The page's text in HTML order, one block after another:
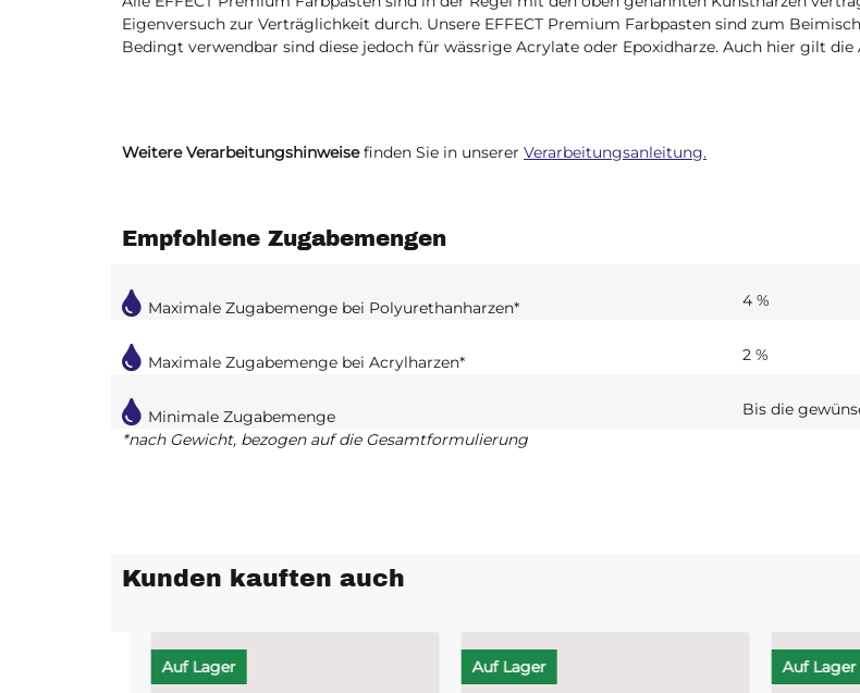
Eigenversuch zur Verträglichkeit durch. Unsere EFFECT Premium Farbpasten sind zum
Bedingt verwendbar sind diese jedoch für wässrige Acrylate oder Epoxidharze. Auch hier gilt
Weitere Verarbeitungshinweisefinden Sie in unserer Verarbeitungsanleitung.
Empfohlene Zugabemengen
Maximale Zugabemenge bei Polyurethanharzen* 4 %
Maximale Zugabemenge bei Acrylharzen* 2 %
Minimale Zugabemenge
Bis die
*nach Gewicht, bezogen auf die Gesamtformulierung
Kunden kauften auch
Auf Lager Auf Lager Auf Lager